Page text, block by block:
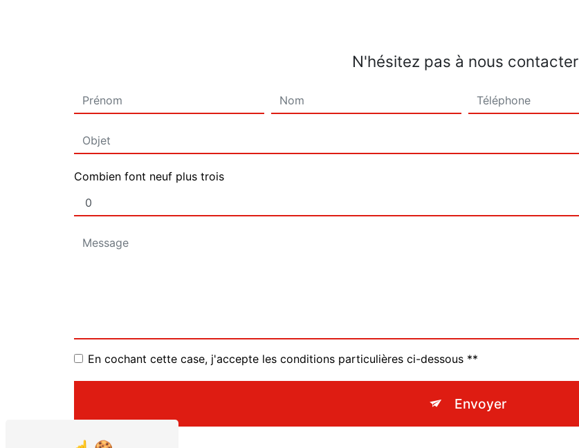
N'hésitez pas à nous contacter
Combien font neuf plus trois
En cochant cette case, j'accepte les conditions particulières ci-dessous **
Envoyer